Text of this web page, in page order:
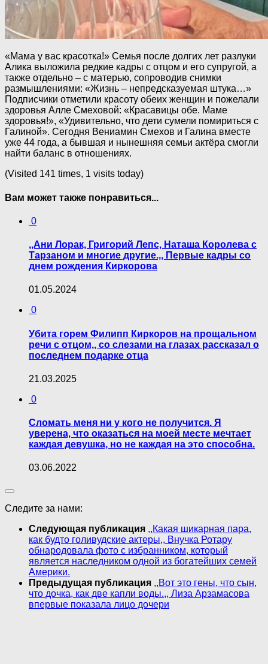
«Мама у вас красотка!» Семья после долгих лет разлуки
Алика выложила редкие кадры с отцом и его супругой, а
также отдельно – с матерью, сопроводив снимки
размышлениями: «Жизнь – непредсказуемая штука…»
Подписчики отметили красоту обеих женщин и пожелали
здоровья Алле Смеховой: «Красавицы обе. Маме
здоровья!», «Удивительно, что дети сумели помириться с
Галиной». Сегодня Вениамин Смехов и Галина вместе
уже 44 года, а бывшая и нынешняя семьи актёра смогли
найти баланс в отношениях.
(Visited 141 times, 1 visits today)
Вам может также понравиться...
0
,,Ани Лорак, Григорий Лепс, Наташа Королева с
Тарзаном и многие другие.,, Первые кадры со
днем рождения Киркорова
01.05.2024
0
Убита горем Филипп Киркоров на прощальном
речи с отцом,, со слезами на глазах рассказал о
последнем подарке отца
21.03.2025
0
Сломать меня ни у кого не получится. Я
уверена, что оказаться на моей месте мечтает
каждая девушка, но не каждая на это способна.
03.06.2022
Следите за нами:
Следующая публикация ,,Какая шикарная пара,
как будто голивудские актеры,, Внучка Ротару
обнародовала фото с избранником, который
является наследником одной из богатейших семей
Америки.
Предыдущая публикация ,,Вот это гены, что сын,
что дочка, как две капли воды.,, Лиза Арзамасова
впервые показала лицо дочери